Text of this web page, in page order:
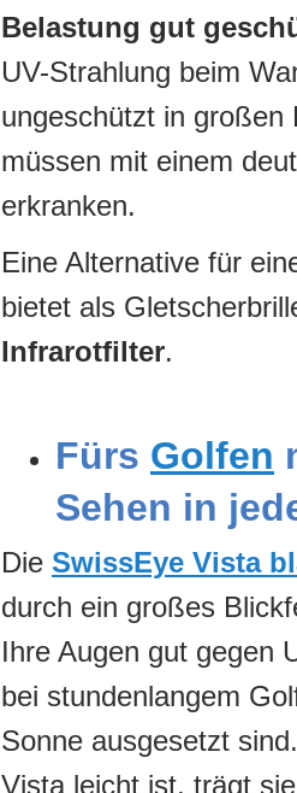
Belastung gut
UV-Strahlung beim
ungeschützt in großen
müssen mit einem
erkranken.
Eine Alternative für
bietet als
Infrarotfilter.
Fürs Golfen
Sehen in
Die SwissEye Vista
durch ein großes
Ihre Augen gut gegen
bei stundenlangem
Sonne ausgesetzt
Vista leicht ist, trägt